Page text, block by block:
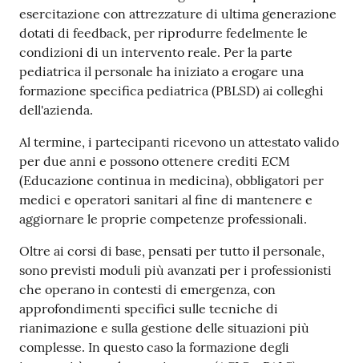
esercitazione con attrezzature di ultima generazione
dotati di feedback, per riprodurre fedelmente le
condizioni di un intervento reale. Per la parte
pediatrica il personale ha iniziato a erogare una
formazione specifica pediatrica (PBLSD) ai colleghi
dell'azienda.
Al termine, i partecipanti ricevono un attestato valido
per due anni e possono ottenere crediti ECM
(Educazione continua in medicina), obbligatori per
medici e operatori sanitari al fine di mantenere e
aggiornare le proprie competenze professionali.
Oltre ai corsi di base, pensati per tutto il personale,
sono previsti moduli più avanzati per i professionisti
che operano in contesti di emergenza, con
approfondimenti specifici sulle tecniche di
rianimazione e sulla gestione delle situazioni più
complesse. In questo caso la formazione degli